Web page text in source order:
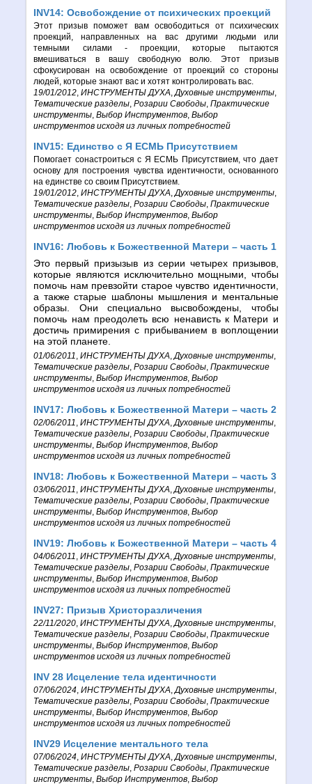
INV14: Освобождение от психических проекций
Этот призыв поможет вам освободиться от психических
проекций, направленных на вас другими людьми или
темными силами - проекции, которые пытаются
вмешиваться в вашу свободную волю. Этот призыв
сфокусирован на освобождение от проекций со стороны
людей, которые знают вас и хотят контролировать вас.
19/01/2012 ,ИНСТРУМЕНТЫ ДУХА ,Духовные инструменты
Тематические разделы ,Розарии Свободы ,Практические
инструменты ,Выбор Инструментов ,Выбор
инструментов исходя из личных потребностей
INV15: Единство с Я ЕСМЬ Присутствием
Помогает сонастроиться с Я ЕСМЬ Присутствием, что дает
основу для построения чувства идентичности, основанного
на единстве со своим Присутствием.
19/01/2012 ,ИНСТРУМЕНТЫ ДУХА ,Духовные инструменты
Тематические разделы ,Розарии Свободы ,Практические
инструменты ,Выбор Инструментов ,Выбор
инструментов исходя из личных потребностей
INV16: Любовь к Божественной Матери – часть 1
Это первый призызыв из серии четырех призывов,
которые являются исключительно мощными, чтобы
помочь нам превзойти старое чувство идентичности,
а также старые шаблоны мышления и ментальные
образы. Они специально высвобождены, чтобы
помочь нам преодолеть всю ненависть к Матери и
достичь примирения с прибыванием в воплощении
на этой планете.
01/06/2011 ,ИНСТРУМЕНТЫ ДУХА ,Духовные инструменты
Тематические разделы ,Розарии Свободы ,Практические
инструменты ,Выбор Инструментов ,Выбор
инструментов исходя из личных потребностей
INV17: Любовь к Божественной Матери – часть 2
02/06/2011 ,ИНСТРУМЕНТЫ ДУХА ,Духовные инструменты
Тематические разделы ,Розарии Свободы ,Практические
инструменты ,Выбор Инструментов ,Выбор
инструментов исходя из личных потребностей
INV18: Любовь к Божественной Матери – часть 3
03/06/2011 ,ИНСТРУМЕНТЫ ДУХА ,Духовные инструменты
Тематические разделы ,Розарии Свободы ,Практические
инструменты ,Выбор Инструментов ,Выбор
инструментов исходя из личных потребностей
INV19: Любовь к Божественной Матери – часть 4
04/06/2011 ,ИНСТРУМЕНТЫ ДУХА ,Духовные инструменты
Тематические разделы ,Розарии Свободы ,Практические
инструменты ,Выбор Инструментов ,Выбор
инструментов исходя из личных потребностей
INV27: Призыв Христоразличения
22/11/2020 ,ИНСТРУМЕНТЫ ДУХА ,Духовные инструменты
Тематические разделы ,Розарии Свободы ,Практические
инструменты ,Выбор Инструментов ,Выбор
инструментов исходя из личных потребностей
INV 28 Исцеление тела идентичности
07/06/2024 ,ИНСТРУМЕНТЫ ДУХА ,Духовные инструменты
Тематические разделы ,Розарии Свободы ,Практические
инструменты ,Выбор Инструментов ,Выбор
инструментов исходя из личных потребностей
INV29 Исцеление ментального тела
07/06/2024 ,ИНСТРУМЕНТЫ ДУХА ,Духовные инструменты
Тематические разделы ,Розарии Свободы ,Практические
инструменты ,Выбор Инструментов ,Выбор